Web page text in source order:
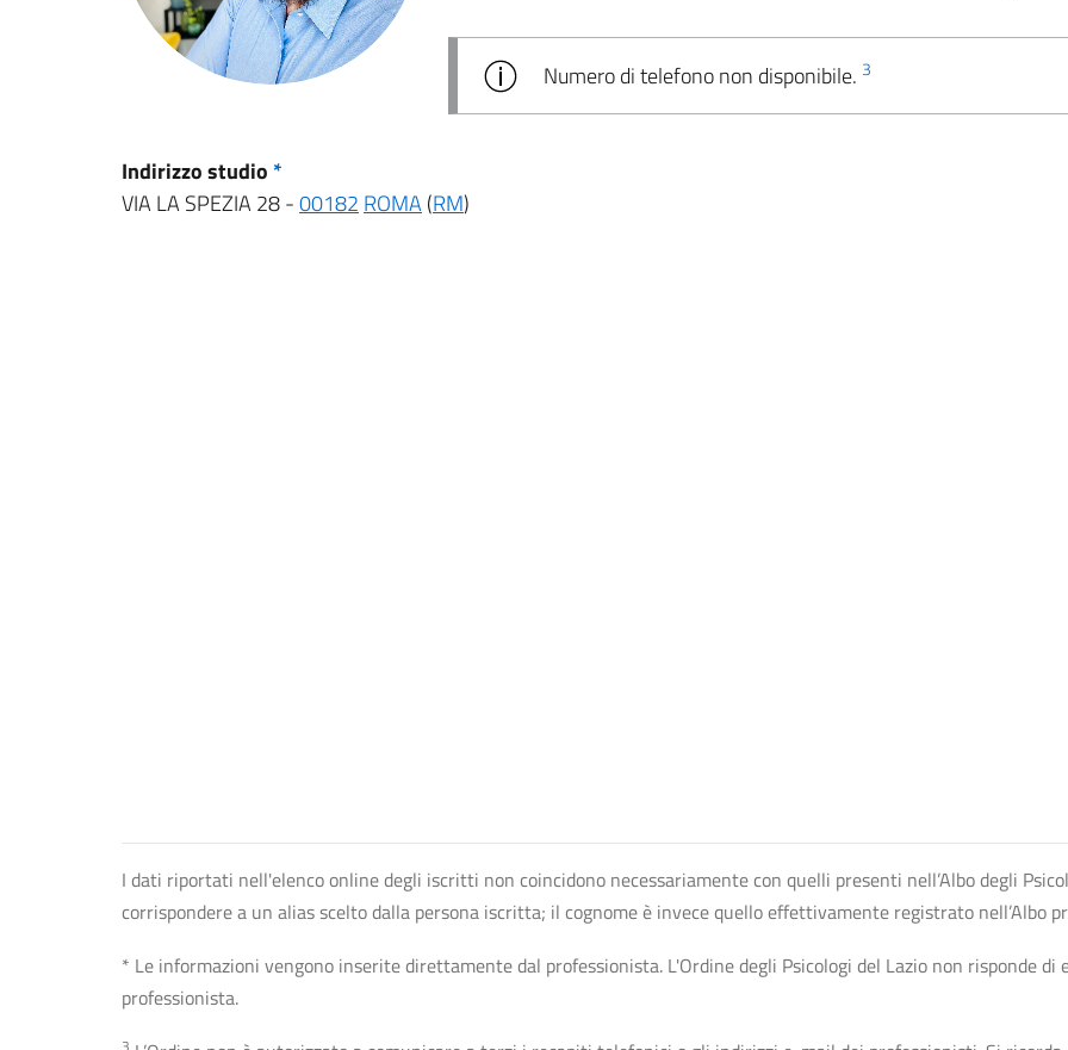
Numero di telefono non disponibile. 3
Indirizzo studio *
VIA LA SPEZIA 28 -00182 ROMA(RM)
I dati riportati nell'elenco online degli iscritti non coincidono necessariamente con quelli presenti nell’Albo degli
corrispondere a un alias scelto dalla persona iscritta; il cognome è invece quello effettivamente registrato nell’Albo
* Le informazioni vengono inserite direttamente dal professionista. L'Ordine degli Psicologi del Lazio non risponde
professionista.
3